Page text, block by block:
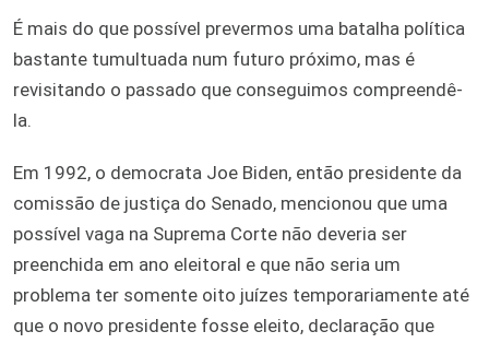
É mais do que possível prevermos uma batalha política
bastante tumultuada num futuro próximo, mas é
revisitando o passado que conseguimos compreendê-
la.
Em 1992, o democrata Joe Biden, então presidente da
comissão de justiça do Senado, mencionou que uma
possível vaga na Suprema Corte não deveria ser
preenchida em ano eleitoral e que não seria um
problema ter somente oito juízes temporariamente até
que o novo presidente fosse eleito, declaração que